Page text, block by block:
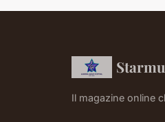
Il magazine online